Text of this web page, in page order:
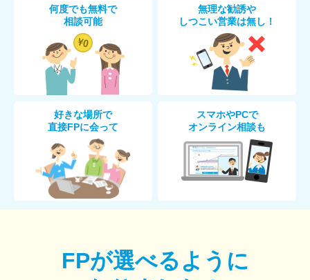
何度でも無料で
相談可能
無理な勧誘や
しつこい営業は無し！
好きな場所で
直接FPに会って
スマホやPCで
オンライン相談も
FPが選べるように